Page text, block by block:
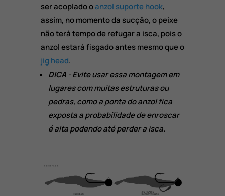
ser acoplado oanzol suporte hook,
assim, no momento da sucção, o peixe
não terá tempo de refugar a isca, pois o
anzol estará fisgado antes mesmo que o
jig head.
DICA- Evite usar essa montagem em
lugares com muitas estruturas ou
pedras, como a ponta do anzol fica
exposta a probabilidade de enroscar
é alta podendo até perder a isca.